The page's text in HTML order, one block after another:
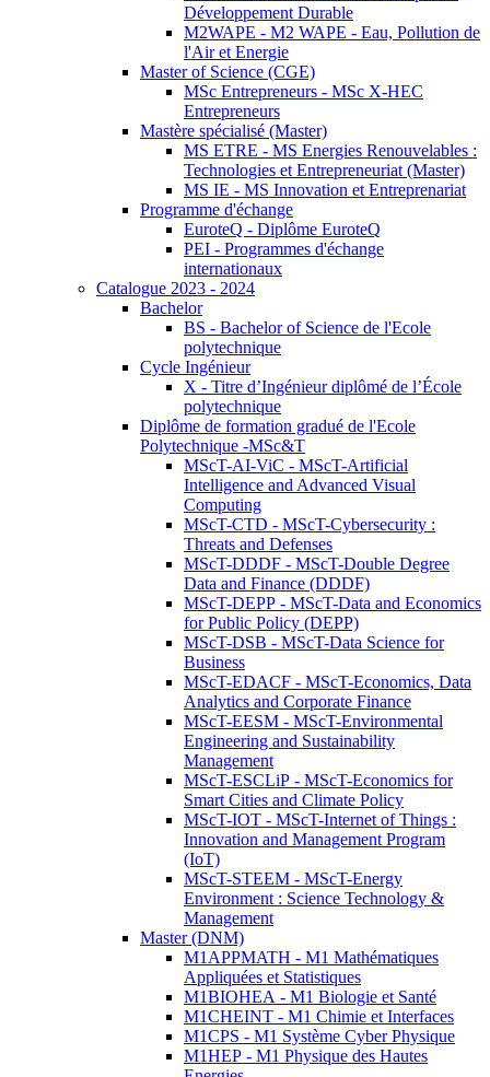
Développement Durable
M2WAPE - M2 WAPE - Eau, Pollution de
l'Air et Energie
Master of Science (CGE)
MSc Entrepreneurs - MSc X-HEC
Entrepreneurs
Mastère spécialisé (Master)
MS ETRE - MS Energies Renouvelables :
Technologies et Entrepreneuriat (Master)
MS IE - MS Innovation et Entreprenariat
Programme d'échange
EuroteQ - Diplôme EuroteQ
PEI - Programmes d'échange
internationaux
Catalogue 2023 - 2024
Bachelor
BS - Bachelor of Science de l'Ecole
polytechnique
Cycle Ingénieur
X - Titre d’Ingénieur diplômé de l’École
polytechnique
Diplôme de formation gradué de l'Ecole
Polytechnique -MSc&T
MScT-AI-ViC - MScT-Artificial
Intelligence and Advanced Visual
Computing
MScT-CTD - MScT-Cybersecurity :
Threats and Defenses
MScT-DDDF - MScT-Double Degree
Data and Finance (DDDF)
MScT-DEPP - MScT-Data and Economics
for Public Policy (DEPP)
MScT-DSB - MScT-Data Science for
Business
MScT-EDACF - MScT-Economics, Data
Analytics and Corporate Finance
MScT-EESM - MScT-Environmental
Engineering and Sustainability
Management
MScT-ESCLiP - MScT-Economics for
Smart Cities and Climate Policy
MScT-IOT - MScT-Internet of Things :
Innovation and Management Program
(IoT)
MScT-STEEM - MScT-Energy
Environment : Science Technology &
Management
Master (DNM)
M1APPMATH - M1 Mathématiques
Appliquées et Statistiques
M1BIOHEA - M1 Biologie et Santé
M1CHEINT - M1 Chimie et Interfaces
M1CPS - M1 Système Cyber Physique
M1HEP - M1 Physique des Hautes